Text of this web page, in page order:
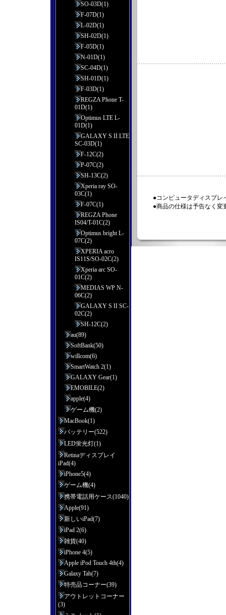
●コンピュータディスプレ
●商品の仕様は予告なく変
SO-03D(1)
F-07D(1)
L-02D(1)
SH-02D(1)
F-05D(1)
N-01D(1)
SC-04D(1)
SH-01D(1)
F-03D(1)
REGZA Phone T-
01D(1)
Optimus LTE L-
01D(1)
GALAXY S II LTE
SC-03D(1)
F-12C(2)
P-07C(2)
SH-13C(2)
Xperia ray SO-
03C(1)
F-07C(1)
REGZA Phone
IS04/T-01C(2)
Optimus bright L-
07C(2)
XPERIA acro
IS11S/SO-02C(2)
Xperia arc SO-
01C(2)
MEDIAS WP N-
06C(2)
GALAXY S II SC-
02C(2)
SH-12C(2)
au(89)
SoftBank(50)
willcom(6)
SmartWatch 2(1)
GALAXY Gear(1)
EMOBILE(2)
apple(4)
ゲーム機(2)
MacBook(1)
バッテリー(522)
LED蛍光灯(1)
Retinaディスプレイ
iPad(4)
iPhone5(4)
ゲーム機(4)
携帯電話用ケース(1040)
Apple(91)
新しいiPad(7)
iPad 2(6)
雑貨(40)
iPhone 4(5)
Apple iPod Touch 4th(4)
Galaxy Tab(7)
特売品コーナー(39)
アウトレットコーナー
(3)